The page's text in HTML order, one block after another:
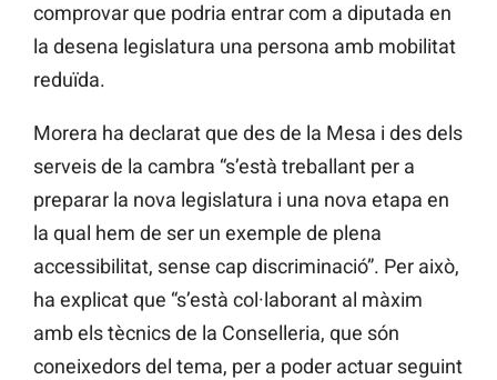
comprovar que podria entrar com a diputada en
la desena legislatura una persona amb mobilitat
reduïda.
Morera ha declarat que des de la Mesa i des dels
serveis de la cambra “s’està treballant per a
preparar la nova legislatura i una nova etapa en
la qual hem de ser un exemple de plena
accessibilitat, sense cap discriminació”. Per això,
ha explicat que “s’està col·laborant al màxim
amb els tècnics de la Conselleria, que són
coneixedors del tema, per a poder actuar seguint